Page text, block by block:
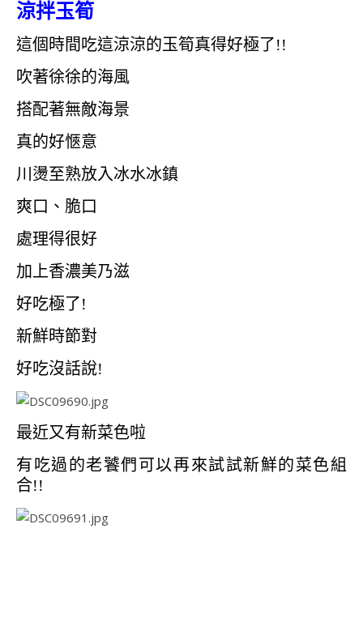
涼拌玉筍
這個時間吃這涼涼的玉筍真得好極了!!
吹著徐徐的海風
搭配著無敵海景
真的好愜意
川燙至熟放入冰水冰鎮
爽口、脆口
處理得很好
加上香濃美乃滋
好吃極了!
新鮮時節對
好吃沒話說!
最近又有新菜色啦
有吃過的老饕們可以再來試試新鮮的菜色組
合!!